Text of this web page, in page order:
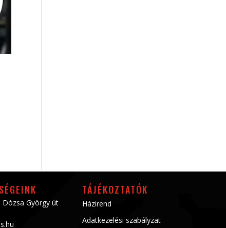
Dózsa György út
TÁJÉKOZTATÓK
Házirend
Adatkezelési szabályzat